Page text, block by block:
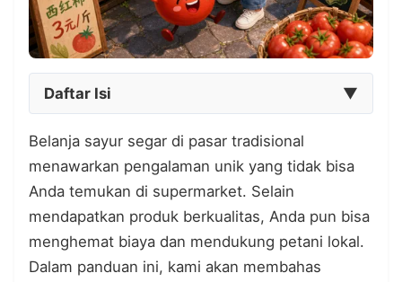
Daftar Isi ▼
Belanja sayur segar di pasar tradisional
menawarkan pengalaman unik yang tidak bisa
Anda temukan di supermarket. Selain
mendapatkan produk berkualitas, Anda pun bisa
menghemat biaya dan mendukung petani lokal.
Dalam panduan ini, kami akan membahas